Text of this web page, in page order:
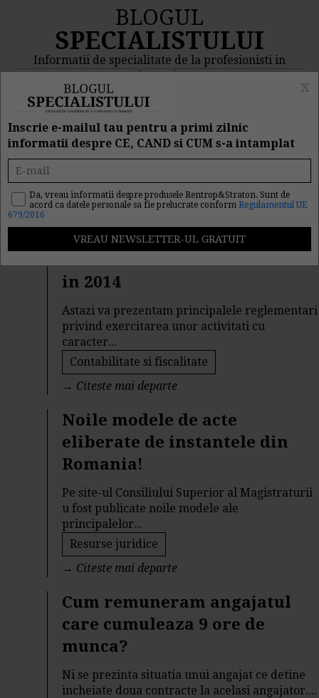
BLOGUL
SPECIALISTULUI
Informatii de specialitate de la profesionisti in
domeniu
MENIU
Rezultat cautare "idu"
Cautarea facuta dupa cuvantul/sirul de cuvinte "idu" a
returnat 1419 articole.
in 2014
Astazi va prezentam principalele reglementari
privind exercitarea unor activitati cu
caracter...
Contabilitate si fiscalitate
→ Citeste mai departe
Noile modele de acte
eliberate de instantele din
Romania!
Pe site-ul Consiliului Superior al Magistraturii
u fost publicate noile modele ale
principalelor...
Resurse juridice
→ Citeste mai departe
Cum remuneram angajatul
care cumuleaza 9 ore de
munca?
Ni se prezinta situatia unui angajat ce detine
incheiate doua contracte la acelasi angajator....
Inscrie e-mailul tau pentru a primi zilnic
informatii despre CE, CAND si CUM s-a intamplat
Da, vreau informatii despre produsele Rentrop&Straton. Sunt de
acord ca datele personale sa fie prelucrate conform Regulamentul UE
679/2016